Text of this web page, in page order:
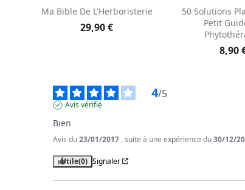
Aperçu rapide
Ma Bible De L'Herboristerie
29,90 €
Aperçu
50 Solutions
Petit
8,90
4/5
Avis vérifié
Bien
Avis du23/01/2017 , suite à une expérience du30/12/
Utile(0) Signaler